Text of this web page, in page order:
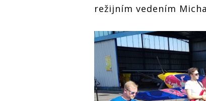
režijním vedením